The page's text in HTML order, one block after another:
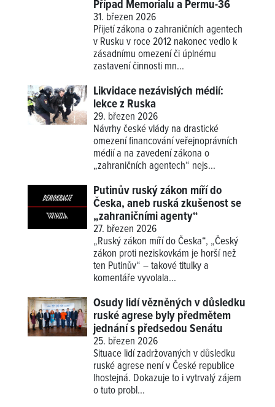
Případ Memorialu a Permu-36
31. březen 2026
Přijetí zákona o zahraničních agentech
v Rusku v roce 2012 nakonec vedlo k
zásadnímu omezení či úplnému
zastavení činnosti mn...
Likvidace nezávislých médií:
lekce z Ruska
29. březen 2026
Návrhy české vlády na drastické
omezení financování veřejnoprávních
médií a na zavedení zákona o
„zahraničních agentech“ nejs...
Putinův ruský zákon míří do
Česka, aneb ruská zkušenost se
„zahraničními agenty“
27. březen 2026
„Ruský zákon míří do Česka“, „Český
zákon proti neziskovkám je horší než
ten Putinův“ – takové titulky a
komentáře vyvolala...
Osudy lidí vězněných v důsledku
ruské agrese byly předmětem
jednání s předsedou Senátu
25. březen 2026
Situace lidí zadržovaných v důsledku
ruské agrese není v České republice
lhostejná. Dokazuje to i vytrvalý zájem
o tuto probl...